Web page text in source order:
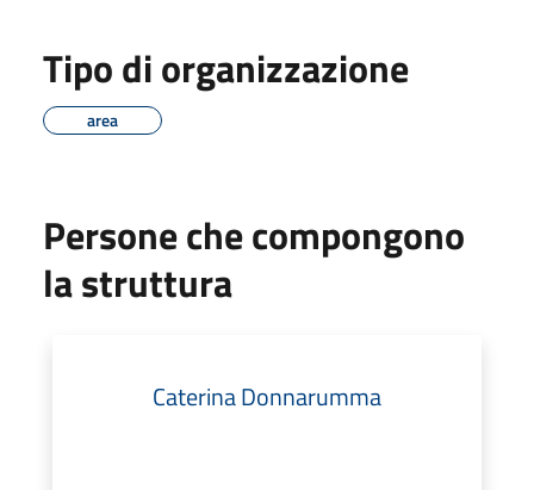
Tipo di organizzazione
area
Persone che compongono
la struttura
Caterina Donnarumma